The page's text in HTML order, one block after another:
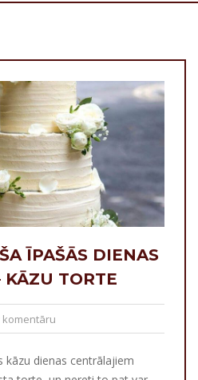
ĪPAŠĀS DIENAS
KĀZU TORTE
komentāru
kāzu dienas centrālajiem